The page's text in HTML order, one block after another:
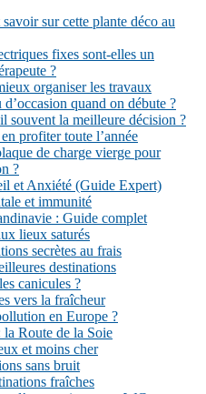
sur cette plante déco au
fixes sont-elles un
?
organiser les travaux
quand on débute ?
souvent la meilleure décision ?
profiter toute l’année
de charge vierge pour
?
et Anxiété (Guide Expert)
et immunité
: Guide complet
lieux saturés
secrètes au frais
destinations
canicules ?
vers la fraîcheur
en Europe ?
Route de la Soie
et moins cher
sans bruit
fraîches